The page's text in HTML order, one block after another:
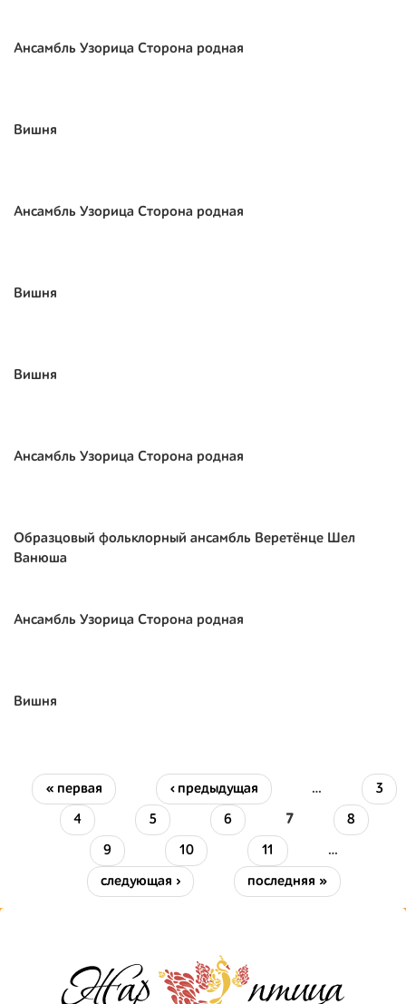
Ансамбль Узорица Сторона родная
Вишня
Ансамбль Узорица Сторона родная
Вишня
Вишня
Ансамбль Узорица Сторона родная
Образцовый фольклорный ансамбль Веретёнце Шел
Ванюша
Ансамбль Узорица Сторона родная
Вишня
Страницы
« первая ‹ предыдущая … 3
4 5 6 7 8
9 10 11 …
следующая › последняя »